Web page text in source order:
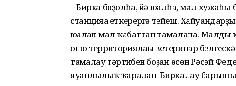
– Бирка боҙолһа, йә юғалһа, мал
станцияға еткерергә тейеш.
юғалған мал ҡабаттан тамғалана.
ошо территориялағы ветеринар
тамғалау тәртибен боҙған өсөн Рәсәй
яуаплылыҡ ҡаралған. Биркалау